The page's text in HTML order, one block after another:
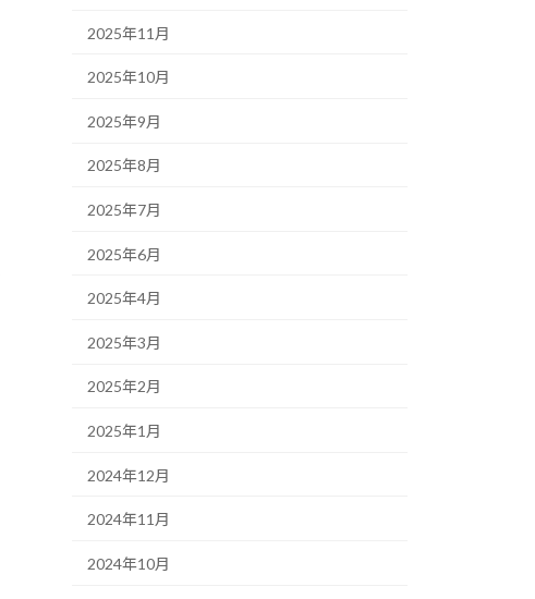
2025年11月
2025年10月
2025年9月
2025年8月
2025年7月
2025年6月
2025年4月
2025年3月
2025年2月
2025年1月
2024年12月
2024年11月
2024年10月